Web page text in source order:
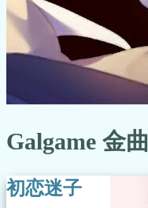
Galgame 金曲
初恋迷子